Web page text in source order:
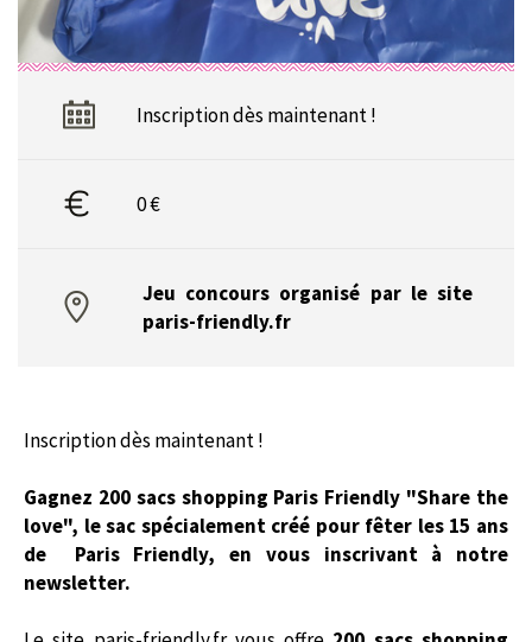
Inscription dès maintenant !
0 €
Jeu concours organisé par le site
paris-friendly.fr
Inscription dès maintenant !
Gagnez 200 sacs shopping Paris Friendly "Share the
love", le sac spécialement créé pour fêter les 15 ans
de Paris Friendly, en vous inscrivant à notre
newsletter.